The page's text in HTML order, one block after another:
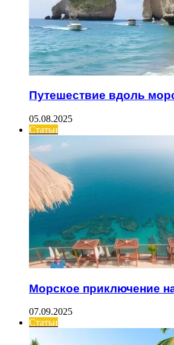
Путешествие вдоль
05.08.2025
Статьи
Морское приключение
07.09.2025
Статьи